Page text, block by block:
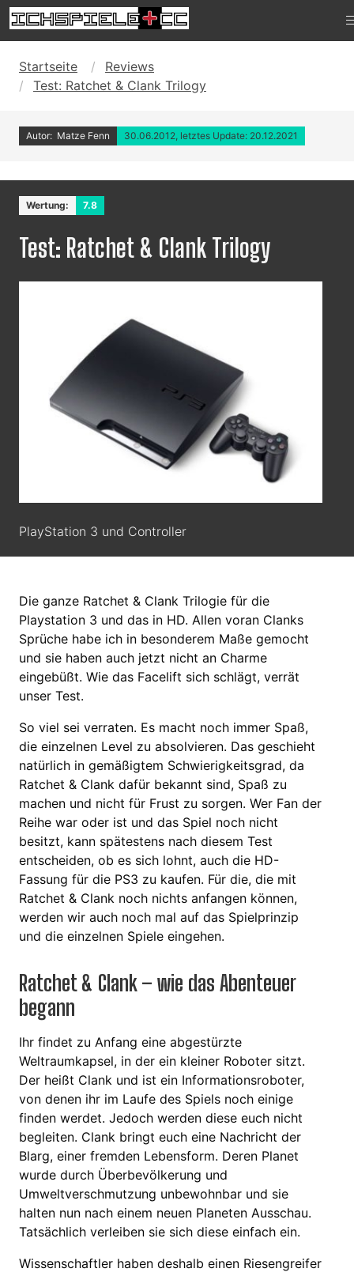
Startseite
Reviews
Test: Ratchet & Clank Trilogy
Autor: Matze Fenn 30.06.2012, letztes Update: 20.12.2021
Wertung: 7.8
Test: Ratchet & Clank Trilogy
PlayStation 3 und Controller
Die ganze Ratchet & Clank Trilogie für die
Playstation 3 und das in HD. Allen voran Clanks
Sprüche habe ich in besonderem Maße gemocht
und sie haben auch jetzt nicht an Charme
eingebüßt. Wie das Facelift sich schlägt, verrät
unser Test.
So viel sei verraten. Es macht noch immer Spaß,
die einzelnen Level zu absolvieren. Das geschieht
natürlich in gemäßigtem Schwierigkeitsgrad, da
Ratchet & Clank dafür bekannt sind, Spaß zu
machen und nicht für Frust zu sorgen. Wer Fan der
Reihe war oder ist und das Spiel noch nicht
besitzt, kann spätestens nach diesem Test
entscheiden, ob es sich lohnt, auch die HD-
Fassung für die PS3 zu kaufen. Für die, die mit
Ratchet & Clank noch nichts anfangen können,
werden wir auch noch mal auf das Spielprinzip
und die einzelnen Spiele eingehen.
Ratchet & Clank – wie das Abenteuer
begann
Ihr findet zu Anfang eine abgestürzte
Weltraumkapsel, in der ein kleiner Roboter sitzt.
Der heißt Clank und ist ein Informationsroboter,
von denen ihr im Laufe des Spiels noch einige
finden werdet. Jedoch werden diese euch nicht
begleiten. Clank bringt euch eine Nachricht der
Blarg, einer fremden Lebensform. Deren Planet
wurde durch Überbevölkerung und
Umweltverschmutzung unbewohnbar und sie
halten nun nach einem neuen Planeten Ausschau.
Tatsächlich verleiben sie sich diese einfach ein.
Wissenschaftler haben deshalb einen Riesengreifer